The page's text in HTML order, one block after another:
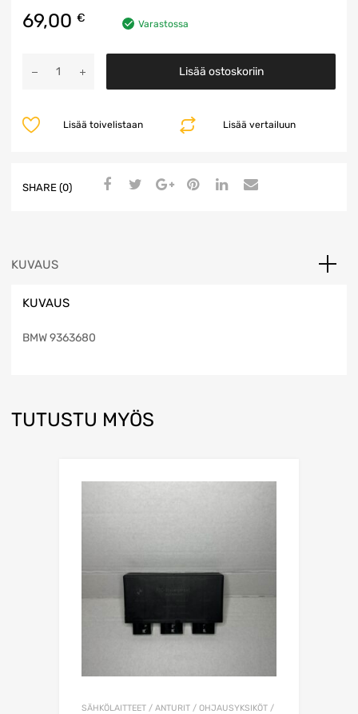
69,00 € Varastossa
Ohjainyksikkö
Lisää ostoskoriin
Lisää vertailuun
Lisää toivelistaan
SHARE (0)
KUVAUS
KUVAUS
BMW 9363680
TUTUSTU MYÖS
SÄHKÖLAITTEET / ANTURIT / OHJAUSYKSIKÖT /